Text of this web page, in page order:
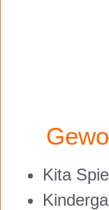
Kita